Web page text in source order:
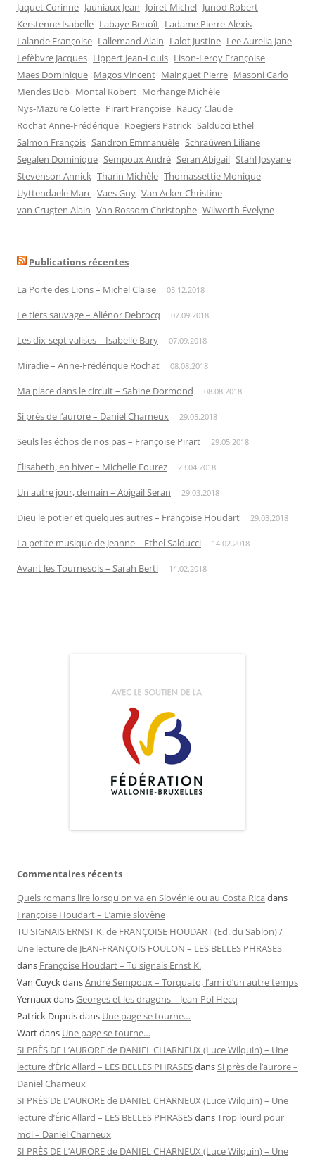
Jaquet Corinne Jauniaux Jean Joiret Michel Junod Robert
Kerstenne Isabelle Labaye Benoît Ladame Pierre-Alexis
Lalande Françoise Lallemand Alain Lalot Justine Lee Aurelia Jane
Lefèbvre Jacques Lippert Jean-Louis Lison-Leroy Françoise
Maes Dominique Magos Vincent Mainguet Pierre Masoni Carlo
Mendes Bob Montal Robert Morhange Michèle
Nys-Mazure Colette Pirart Françoise Raucy Claude
Rochat Anne-Frédérique Roegiers Patrick Salducci Ethel
Salmon François Sandron Emmanuèle Schraûwen Liliane
Segalen Dominique Sempoux André Seran Abigail Stahl Josyane
Stevenson Annick Tharin Michèle Thomassettie Monique
Uyttendaele Marc Vaes Guy Van Acker Christine
van Crugten Alain Van Rossom Christophe Wilwerth Évelyne
Publications récentes
La Porte des Lions – Michel Claise 05.12.2018
Le tiers sauvage – Aliénor Debrocq 07.09.2018
Les dix-sept valises – Isabelle Bary 07.09.2018
Miradie – Anne-Frédérique Rochat 08.08.2018
Ma place dans le circuit – Sabine Dormond 08.08.2018
Si près de l’aurore – Daniel Charneux 29.05.2018
Seuls les échos de nos pas – Françoise Pirart 29.05.2018
Élisabeth, en hiver – Michelle Fourez 23.04.2018
Un autre jour, demain – Abigail Seran 29.03.2018
Dieu le potier et quelques autres – Françoise Houdart 29.03.2018
La petite musique de Jeanne – Ethel Salducci 14.02.2018
Avant les Tournesols – Sarah Berti 14.02.2018
Commentaires récents
Quels romans lire lorsqu'on va en Slovénie ou au Costa Rica dans
Françoise Houdart – L’amie slovène
TU SIGNAIS ERNST K. de FRANÇOISE HOUDART (Ed. du Sablon) /
Une lecture de JEAN-FRANÇOIS FOULON – LES BELLES PHRASES
dans Françoise Houdart – Tu signais Ernst K.
Van CuyckdansAndré Sempoux – Torquato, l’ami d’un autre temps
YernauxdansGeorges et les dragons – Jean-Pol Hecq
Patrick Dupuisdans Une page se tourne…
Wartdans Une page se tourne…
SI PRÈS DE L’AURORE de DANIEL CHARNEUX (Luce Wilquin) – Une
lecture d’Éric Allard – LES BELLES PHRASESdansSi près de l’aurore –
Daniel Charneux
SI PRÈS DE L’AURORE de DANIEL CHARNEUX (Luce Wilquin) – Une
lecture d’Éric Allard – LES BELLES PHRASESdansTrop lourd pour
moi – Daniel Charneux
SI PRÈS DE L’AURORE de DANIEL CHARNEUX (Luce Wilquin) – Une